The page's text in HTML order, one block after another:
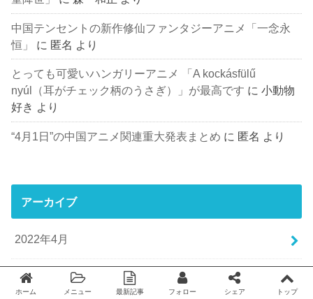
中国テンセントの新作修仙ファンタジーアニメ「一念永
恒」
に 匿名 より
とっても可愛いハンガリーアニメ 「A kockásfülű
nyúl（耳がチェック柄のうさぎ）」が最高です に小動物
好き より
“4月1日”の中国アニメ関連重大発表まとめ に 匿名 より
アーカイブ
2022年4月
2022年1月
ホーム メニュー 最新記事 フォロー シェア トップ
Twitter facebook